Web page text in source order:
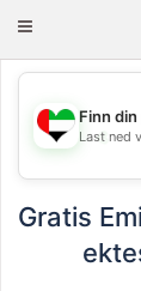
Toggle
💖
Finn
Last ned
Gratis